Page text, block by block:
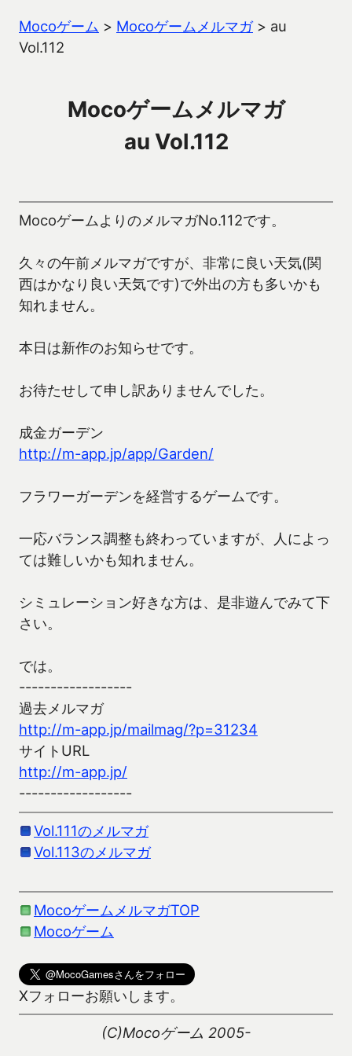
Mocoゲーム > Mocoゲームメルマガ> au
Vol.112
Mocoゲームメルマガ
au Vol.112
MocoゲームよりのメルマガNo.112です。
久々の午前メルマガですが、非常に良い天気(関
西はかなり良い天気です)で外出の方も多いかも
知れません。
本日は新作のお知らせです。
お待たせして申し訳ありませんでした。
成金ガーデン
http://m-app.jp/app/Garden/
フラワーガーデンを経営するゲームです。
一応バランス調整も終わっていますが、人によっ
ては難しいかも知れません。
シミュレーション好きな方は、是非遊んでみて下
さい。
では。
------------------
過去メルマガ
http://m-app.jp/mailmag/?p=31234
サイトURL
http://m-app.jp/
------------------
Vol.111のメルマガ
Vol.113のメルマガ
MocoゲームメルマガTOP
Mocoゲーム
Xフォローお願いします。
(C)Mocoゲーム 2005-